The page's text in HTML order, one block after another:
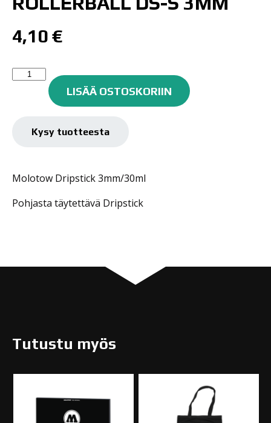
4,10 €
Molotow
Dripstick
Rollerball
LISÄÄ OSTOSKORIIN
Kysy tuotteesta
Molotow Dripstick 3mm/30ml
Pohjasta täytettävä Dripstick
Tutustu myös